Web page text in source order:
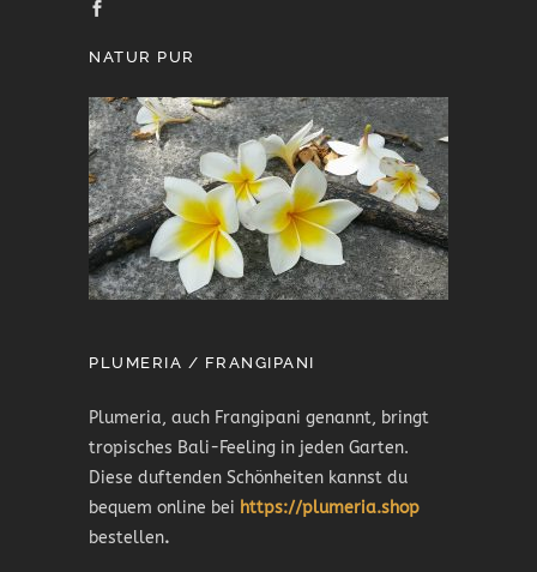
NATUR PUR
PLUMERIA / FRANGIPANI
Plumeria, auch Frangipani genannt, bringt
tropisches Bali-Feeling in jeden Garten.
Diese duftenden Schönheiten kannst du
bequem online bei https://plumeria.shop
bestellen.